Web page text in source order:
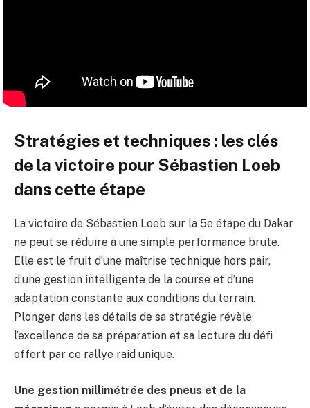
Stratégies et techniques : les clés
de la victoire pour Sébastien Loeb
dans cette étape
La victoire de Sébastien Loeb sur la 5e étape du Dakar
ne peut se réduire à une simple performance brute.
Elle est le fruit d’une maîtrise technique hors pair,
d’une gestion intelligente de la course et d’une
adaptation constante aux conditions du terrain.
Plonger dans les détails de sa stratégie révèle
l’excellence de sa préparation et sa lecture du défi
offert par ce rallye raid unique.
Une gestion millimétrée des pneus et de la